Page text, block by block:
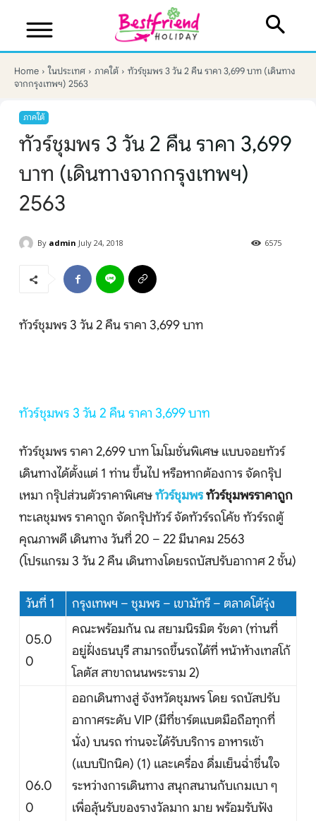
บริษัทเบสเฟรนด์ ฮอลิเดย์
หน้าแรก
ทัวร์ต่างประเทศ
จัดกรุ๊ปต่างประเทศ
โปรไฟไหม้
ทัวร์ในประเทศ
จัดกรุ๊ปในประเทศ
เรือเจ้าพระยา
Home ในประเทศ ภาคใต้
ทัวร์ชุมพร 3 วัน 2 คืน ราคา 3,699 บาท (เดินทาง
จากกรุงเทพฯ) 2563
ภาคใต้
ทัวร์ชุมพร 3 วัน 2 คืน ราคา 3,699
บาท (เดินทางจากกรุงเทพฯ)
2563
By admin July 24, 2018 6575
ทัวร์ชุมพร 3 วัน 2 คืน ราคา 3,699 บาท
ทัวร์ชุมพร 3 วัน 2 คืน ราคา 3,699 บาท
ทัวร์ชุมพร ราคา 2,699 บาท โมโมชั่นพิเศษ แบบจอยทัวร์
เดินทางได้ตั้งแต่ 1 ท่าน ขึ้นไป หรือหากต้องการ จัดกรุ๊ป
เหมา กรุ๊ปส่วนตัวราคาพิเศษทัวร์ชุมพรทัวร์ชุมพรราคาถูก
ทะเลชุมพร ราคาถูก จัดกรุ๊ปทัวร์ จัดทัวร์รถโค้ช ทัวร์รถตู้
คุณภาพดี เดินทาง วันที่ 20 – 22 มีนาคม 2563
(โปรแกรม 3 วัน 2 คืน เดินทางโดยรถบัสปรับอากาศ 2 ชั้น)
วันที่ 1 กรุงเทพฯ – ชุมพร – เขามัทรี – ตลาดโต้รุ่ง
05.0
0
คณะพร้อมกัน ณ สยามนิรมิต รัชดา (ท่านที่
อยู่ฝั่งธนบุรี สามารถขึ้นรถได้ที่ หน้าห้างเทสโก้
โลตัส สาขาถนนพระราม 2)
06.0
0
ออกเดินทางสู่ จังหวัดชุมพร โดย รถบัสปรับ
อากาศระดับ VIP (มีที่ชาร์ตแบตมือถือทุกที่
นั่ง) บนรถ ท่านจะได้รับบริการ อาหารเช้า
(แบบปิกนิค) (1) และเครื่อง ดื่มเย็นฉ่ำชื่นใจ
ระหว่างการเดินทาง สนุกสนานกับเกมเบา ๆ
เพื่อลุ้นรับของรางวัลมาก มาย พร้อมรับฟัง